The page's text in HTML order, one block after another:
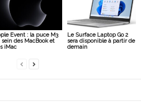
Event : la puce M3
sein des MacBook et
iMac
Le Surface Laptop Go 2
sera disponible à partir de
demain